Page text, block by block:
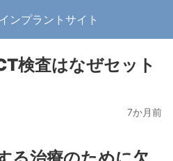
ンプラントサイト
検査はなぜセット
7か月前